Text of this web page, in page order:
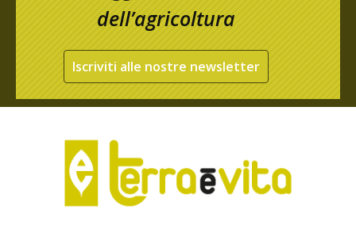
dell’agricoltura
Iscriviti alle nostre newsletter